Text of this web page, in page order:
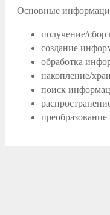
Основные
получение/
создание
обработка
накопление/
поиск